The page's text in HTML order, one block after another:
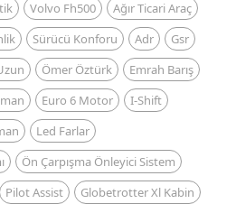
Volvo Fh500
Ağır Ticari Araç
Sürücü Konforu Adr
Gsr
Ömer Öztürk
Emrah Barış
Euro 6 Motor
I-Shift
Led Farlar
Ön Çarpışma Önleyici Sistem
Pilot Assist
Globetrotter Xl Kabin